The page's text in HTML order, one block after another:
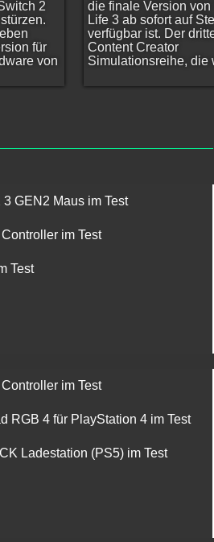
2
für
von
die finale Version von
Life 3 ab sofort auf
verfügbar ist. Der
Content Creator
Simulationsreihe, die
GEN2 Maus im Test
im Test
Test
im Test
RGB 4 für PlayStation 4 im Test
Ladestation (PS5) im Test